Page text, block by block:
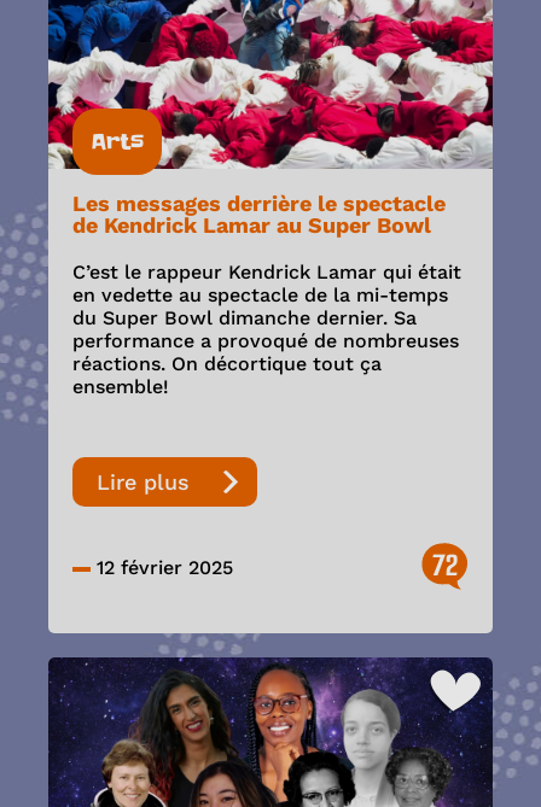
Arts
Les messages derrière le spectacle
de Kendrick Lamar au Super Bowl
C’est le rappeur Kendrick Lamar qui était
en vedette au spectacle de la mi-temps
du Super Bowl dimanche dernier. Sa
performance a provoqué de nombreuses
réactions. On décortique tout ça
ensemble!
Lire plus
12 février 2025 72